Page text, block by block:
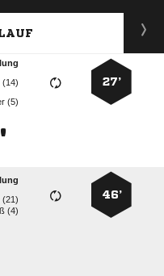
27’


46’
